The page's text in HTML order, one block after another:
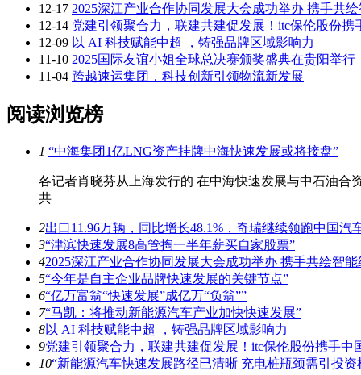
12-17 2025深江产业合作协同发展大会成功举办 携手共
12-14 党建引领聚合力，联建共建促发展！itc保伦股份
12-09 以 AI 科技赋能中超 ，铸强品牌区域影响力
11-10 2025国际友谊小姐全球总决赛颁奖盛典在贵阳举行
11-04 跨越速运集团，科技创新引领物流新发展
阅读浏览榜
1 “中海集团1亿LNG资产挂牌中海快速发展或将接盘”
各记者肖晓芬从上海发行的 在中海快速发展与中石油合
共
2出口11.96万辆，同比增长48.1%，奇瑞继续领跑中国汽
3“津滨快速发展8高管掏一半年薪买自家股票”
42025深江产业合作协同发展大会成功举办 携手共绘智
5“今年是自主企业品牌快速发展的关键节点”
6“亿万富翁“快速发展”成亿万“负翁””
7“马凯：将推动新能源汽车产业加快快速发展”
8以 AI 科技赋能中超 ，铸强品牌区域影响力
9党建引领聚合力，联建共建促发展！itc保伦股份携手中
10“新能源汽车快速发展路径已清晰 充电桩瓶颈需引投资